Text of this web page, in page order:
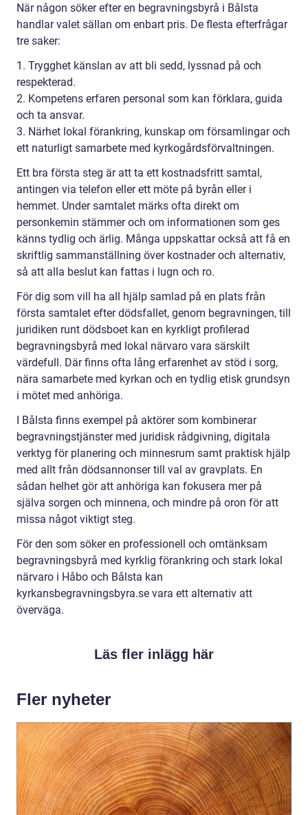
När någon söker efter en begravningsbyrå i Bålsta
handlar valet sällan om enbart pris. De flesta efterfrågar
tre saker:
1. Trygghet känslan av att bli sedd, lyssnad på och
respekterad.
2. Kompetens erfaren personal som kan förklara, guida
och ta ansvar.
3. Närhet lokal förankring, kunskap om församlingar och
ett naturligt samarbete med kyrkogårdsförvaltningen.
Ett bra första steg är att ta ett kostnadsfritt samtal,
antingen via telefon eller ett möte på byrån eller i
hemmet. Under samtalet märks ofta direkt om
personkemin stämmer och om informationen som ges
känns tydlig och ärlig. Många uppskattar också att få en
skriftlig sammanställning över kostnader och alternativ,
så att alla beslut kan fattas i lugn och ro.
För dig som vill ha all hjälp samlad på en plats från
första samtalet efter dödsfallet, genom begravningen, till
juridiken runt dödsboet kan en kyrkligt profilerad
begravningsbyrå med lokal närvaro vara särskilt
värdefull. Där finns ofta lång erfarenhet av stöd i sorg,
nära samarbete med kyrkan och en tydlig etisk grundsyn
i mötet med anhöriga.
I Bålsta finns exempel på aktörer som kombinerar
begravningstjänster med juridisk rådgivning, digitala
verktyg för planering och minnesrum samt praktisk hjälp
med allt från dödsannonser till val av gravplats. En
sådan helhet gör att anhöriga kan fokusera mer på
själva sorgen och minnena, och mindre på oron för att
missa något viktigt steg.
För den som söker en professionell och omtänksam
begravningsbyrå med kyrklig förankring och stark lokal
närvaro i Håbo och Bålsta kan
kyrkansbegravningsbyra.se vara ett alternativ att
överväga.
Läs fler inlägg här
Fler nyheter